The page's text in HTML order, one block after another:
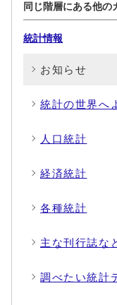
同じ階層にある他の
統計情報
お知らせ
統計の世界へ
人口統計
経済統計
各種統計
主な刊行誌な
調べたい統計